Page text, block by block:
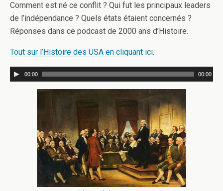
Comment est né ce conflit ? Qui fut les principaux leaders
de l’indépendance ? Quels états étaient concernés ?
Réponses dans ce podcast de 2000 ans d’Histoire.
Tout sur l’Histoire des USA en cliquant ici.
00:00 00:00